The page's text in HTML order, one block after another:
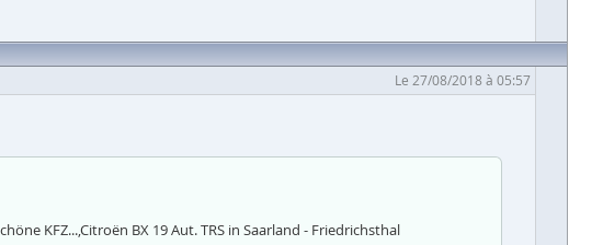
Le 27/08/2018 à 05:57
KFZ...,Citroën BX 19 Aut. TRS in Saarland - Friedrichsthal